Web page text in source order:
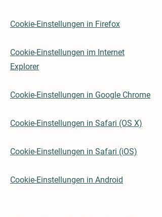
Cookie-Einstellungen in Firefox
Cookie-Einstellungen im Internet
Explorer
Cookie-Einstellungen in Google Chrome
Cookie-Einstellungen in Safari (OS X)
Cookie-Einstellungen in Safari (iOS)
Cookie-Einstellungen in Android